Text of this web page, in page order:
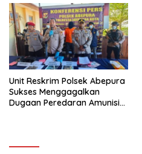
Unit Reskrim Polsek Abepura
Sukses Menggagalkan
Dugaan Peredaran Amunisi